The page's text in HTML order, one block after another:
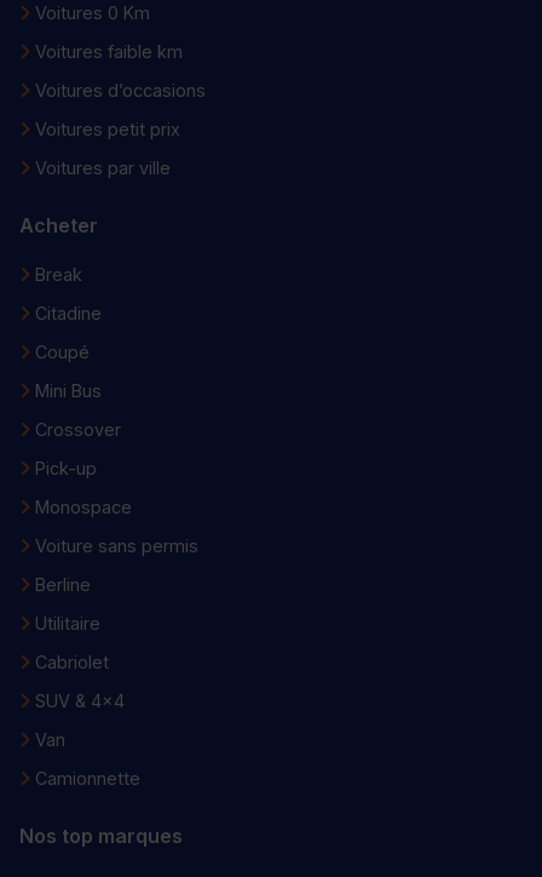
Voitures 0 Km
Voitures faible km
Voitures d’occasions
Voitures petit prix
Voitures par ville
Acheter
Break
Citadine
Coupé
Mini Bus
Crossover
Pick-up
Monospace
Voiture sans permis
Berline
Utilitaire
Cabriolet
SUV & 4x4
Van
Camionnette
Nos top marques